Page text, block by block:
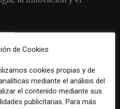
trabajo visita
de Cookies
cookies propias y de
mediante el análisis del
el contenido mediante sus
publicitarias. Para más